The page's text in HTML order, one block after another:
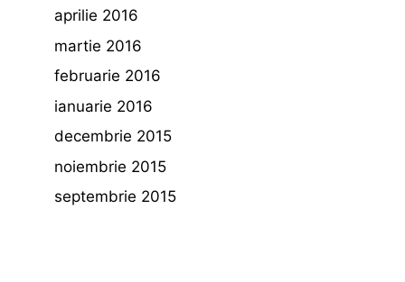
aprilie 2016
martie 2016
februarie 2016
ianuarie 2016
decembrie 2015
noiembrie 2015
septembrie 2015